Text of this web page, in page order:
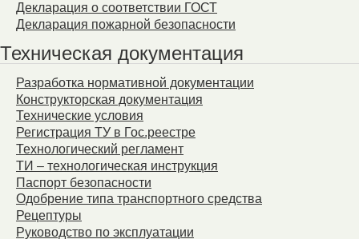
Декларация о соответствии ГОСТ
Декларация пожарной безопасности
Техническая документация
Разработка нормативной документации
Конструкторская документация
Технические условия
Регистрация ТУ в Гос.реестре
Технологический регламент
ТИ – технологическая инструкция
Паспорт безопасности
Одобрение типа транспортного средства
Рецептуры
Руководство по эксплуатации